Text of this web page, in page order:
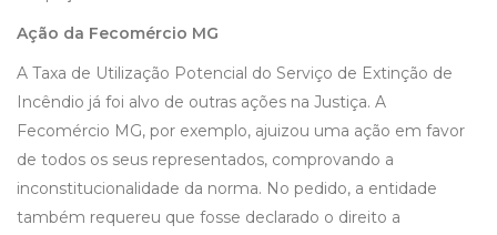
Ação da Fecomércio MG
A Taxa de Utilização Potencial do Serviço de Extinção de
Incêndio já foi alvo de outras ações na Justiça. A
Fecomércio MG, por exemplo, ajuizou uma ação em favor
de todos os seus representados, comprovando a
inconstitucionalidade da norma. No pedido, a entidade
também requereu que fosse declarado o direito a